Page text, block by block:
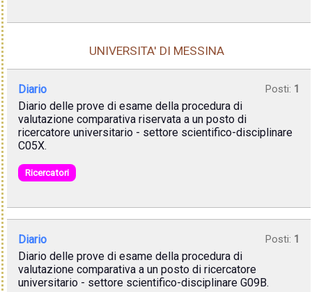
UNIVERSITA' DI MESSINA
Diario Posti: 1
Diario delle prove di esame della procedura di
valutazione comparativa riservata a un posto di
ricercatore universitario - settore scientifico-disciplinare
C05X.
Ricercatori
Diario Posti: 1
Diario delle prove di esame della procedura di
valutazione comparativa a un posto di ricercatore
universitario - settore scientifico-disciplinare G09B.